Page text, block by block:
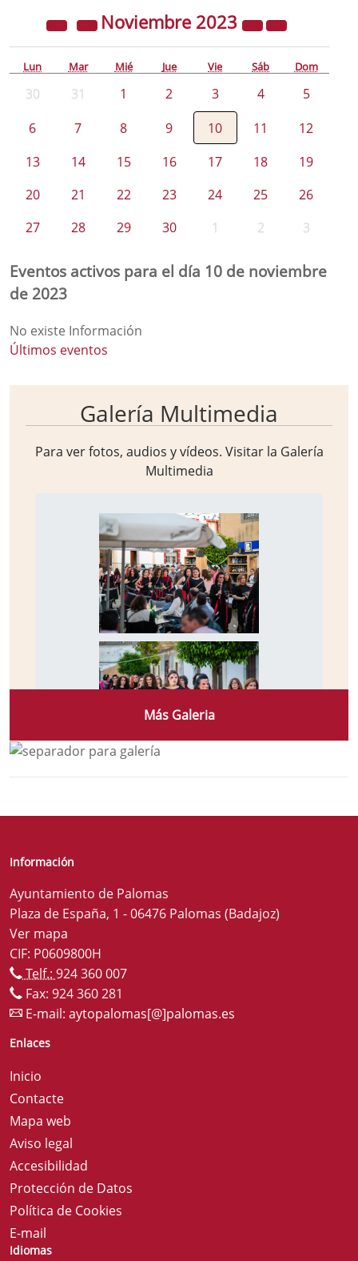
Noviembre 2023
Lun Mar Mié Jue Vie Sáb Dom
30 31 1 2 3 4
5
6
7 8 9 10 11
12
13
14 15 16 17 18
19
20
21 22 23 24 25
26
27
28 29 30 1 2 3
Eventos activos para el día 10 de noviembre
de 2023
No existe Información
Últimos eventos
Galería Multimedia
Para ver fotos, audios y vídeos. Visitar la Galería
Multimedia
Más Galeria
Información
Ayuntamiento de Palomas
Plaza de España, 1 - 06476 Palomas (Badajoz)
Ver mapa
CIF: P0609800H
Telf.: 924 360 007
Fax: 924 360 281
E-mail: aytopalomas[@]palomas.es
Enlaces
Inicio
Contacte
Mapa web
Aviso legal
Accesibilidad
Protección de Datos
Política de Cookies
E-mail
Idiomas